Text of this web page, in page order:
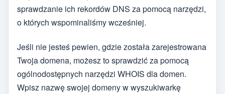
sprawdzanie ich rekordów DNS za pomocą narzędzi,
o których wspominaliśmy wcześniej.
Jeśli nie jesteś pewien, gdzie została zarejestrowana
Twoja domena, możesz to sprawdzić za pomocą
ogólnodostępnych narzędzi WHOIS dla domen.
Wpisz nazwę swojej domeny w wyszukiwarkę